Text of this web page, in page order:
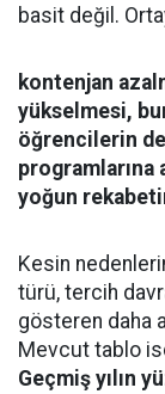
basit değil.
kontenjan
yükselmesi,
öğrencilerin
programlarına
yoğun
Kesin
türü, tercih
gösteren daha
Mevcut tablo
Geçmiş yılın